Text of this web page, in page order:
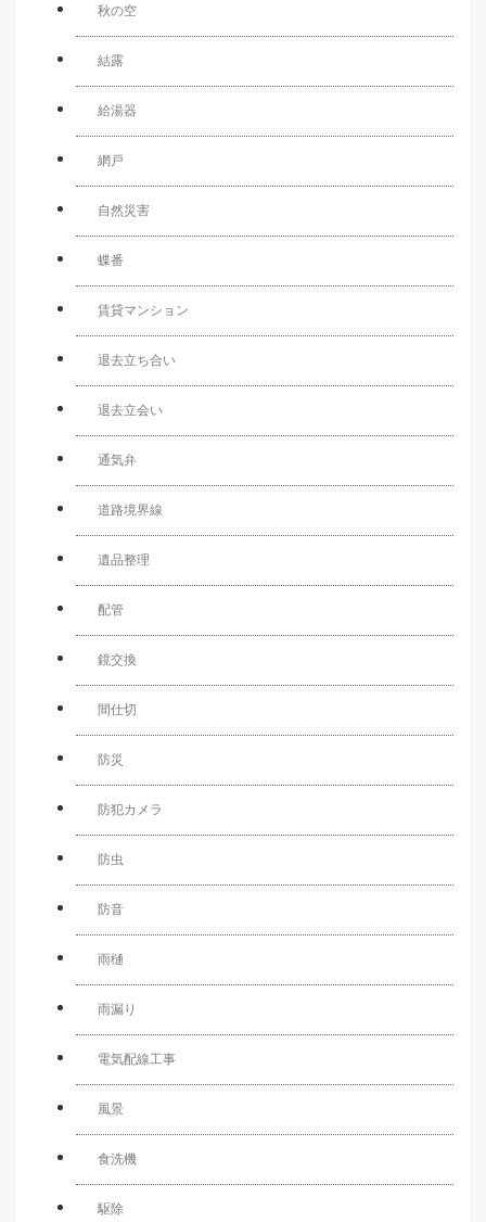
秋の空
結露
給湯器
網戸
自然災害
蝶番
賃貸マンション
退去立ち合い
退去立会い
通気弁
道路境界線
遺品整理
配管
鏡交換
間仕切
防災
防犯カメラ
防虫
防音
雨樋
雨漏り
電気配線工事
風景
食洗機
駆除